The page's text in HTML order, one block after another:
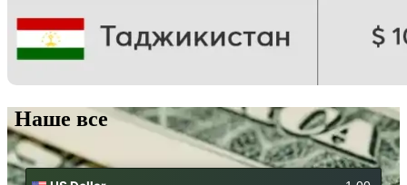
Наше все